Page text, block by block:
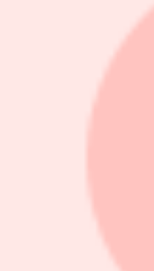
till 163 kronor (160), upprepar köp
riktkurs 67 kronor
till 82 kronor (80), upprepar köp
92 kronor (90), upprepar köp
till 35 norska kronor (36), upprepar
till 40 norska kronor (35), upprepar
kronor (32), upprepar köp
euro (21), upprepar köp
till 8,30 kronor (9), upprepar behåll